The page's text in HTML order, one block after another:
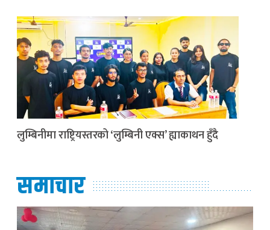
लुम्बिनीमा राष्ट्रियस्तरको ‘लुम्बिनी एक्स’ ह्याकाथन हुँदै
समाचार